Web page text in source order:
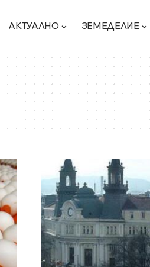
АКТУАЛНО ЗЕМЕДЕЛИЕ